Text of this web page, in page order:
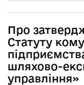
Про
Статуту
шляхово-
управління»